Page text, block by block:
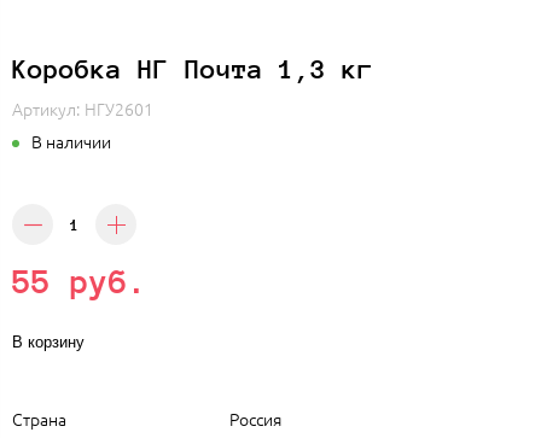
Коробка НГ Почта 1,3 кг
Артикул: НГУ2601
В наличии
55 руб.
В корзину
Страна
Россия